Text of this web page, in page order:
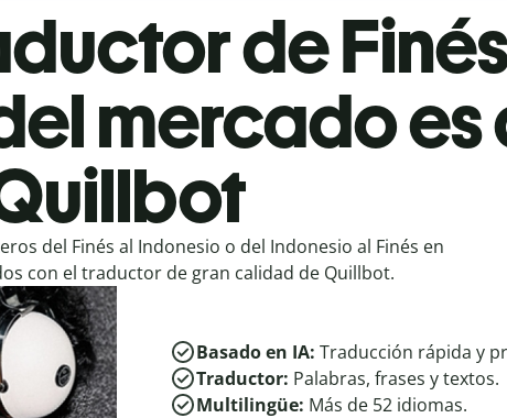
de
mercado es
del Finés al Indonesio o del Indonesio al Finés en
con el traductor de gran calidad de Quillbot.
Basado en IA: Traducción rápida y
Traductor: Palabras, frases y textos.
Multilingüe: Más de 52 idiomas.